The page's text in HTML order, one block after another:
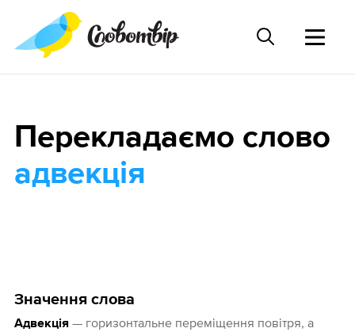
Значення слова
Адвекція— горизонтальне переміщення повітря, а
Перекладаємо слово
адвекція